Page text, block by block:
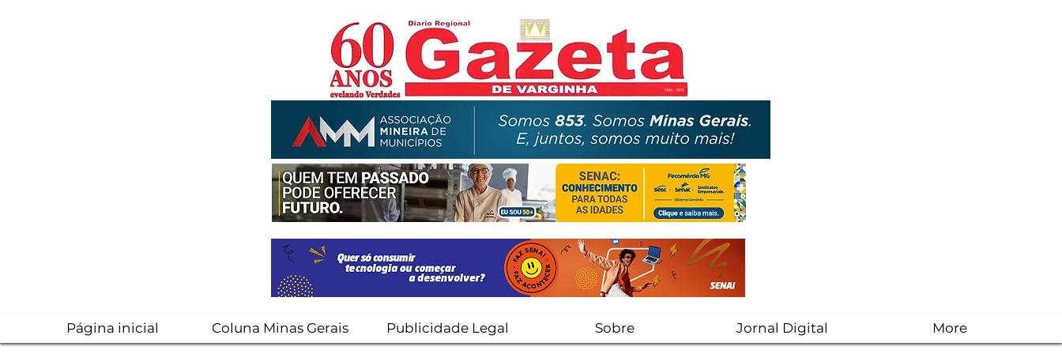
Página inicial Coluna Minas Gerais Publicidade Legal Sobre Jornal Digital More